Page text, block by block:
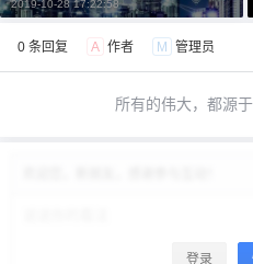
2019-10-28 17:22:58
0 条回复 A 作者 M 管理员
所有的伟大，都源
登录